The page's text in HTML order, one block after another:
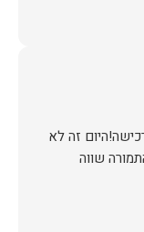
זה לא
שווה